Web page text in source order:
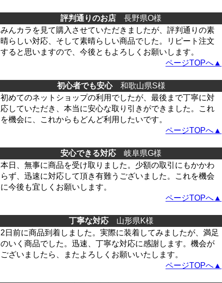
評判通りのお店 長野県O様
みんカラを見て購入させていただきましたが、評判通りの素
晴らしい対応、そして素晴らしい商品でした。リピート注文
すると思いますので、今後ともよろしくお願いします。
ページTOPへ▲
初心者でも安心和歌山県S様
初めてのネットショップの利用でしたが、最後まで丁寧に対
応していただき、本当に安心な取り引きができました。これ
を機会に、これからもどんど利用したいです。
ページTOPへ▲
安心できる対応 岐阜県G様
本日、無事に商品を受け取りました。少額の取引にもかかわ
らず、迅速に対応して頂き有難うございました。これを機会
に今後も宜しくお願いします。
ページTOPへ▲
丁寧な対応山形県K様
2日前に商品到着しました。実際に装着してみましたが、満足
のいく商品でした。迅速、丁寧な対応に感謝します。機会が
ございましたら、またよろしくお願いいたします。
ページTOPへ▲